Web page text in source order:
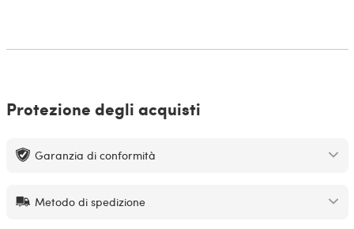
Protezione degli acquisti
Garanzia di conformità
Metodo di spedizione